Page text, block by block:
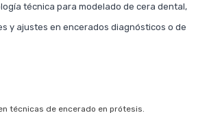
técnica para modelado de cera dental,
y ajustes en encerados diagnósticos o de
técnicas de encerado en prótesis.